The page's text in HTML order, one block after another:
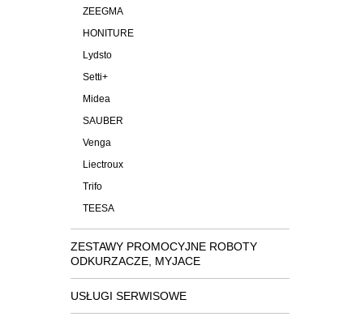
ZEEGMA
HONITURE
Lydsto
Setti+
Midea
SAUBER
Venga
Liectroux
Trifo
TEESA
ZESTAWY PROMOCYJNE ROBOTY
ODKURZACZE, MYJACE
USŁUGI SERWISOWE